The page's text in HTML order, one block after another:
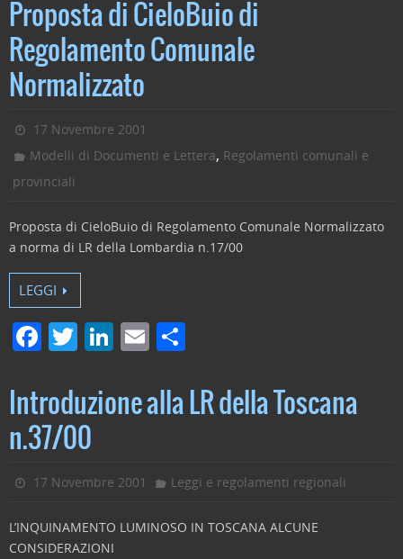
Proposta di CieloBuio di
Regolamento Comunale
Normalizzato
17 Novembre 2001
Modelli di Documenti e Lettera, Regolamenti comunali e
provinciali
Proposta di CieloBuio di Regolamento Comunale Normalizzato
a norma di LR della Lombardia n.17/00
LEGGI
F
c
e
b
o
k
T
itt
er
Li
k
e
n
E
ai
l
n
di
di
Introduzione alla LR della Toscana
n.37/00
17 Novembre 2001 Leggi e regolamenti regionali
L’INQUINAMENTO LUMINOSO IN TOSCANA ALCUNE
CONSIDERAZIONI